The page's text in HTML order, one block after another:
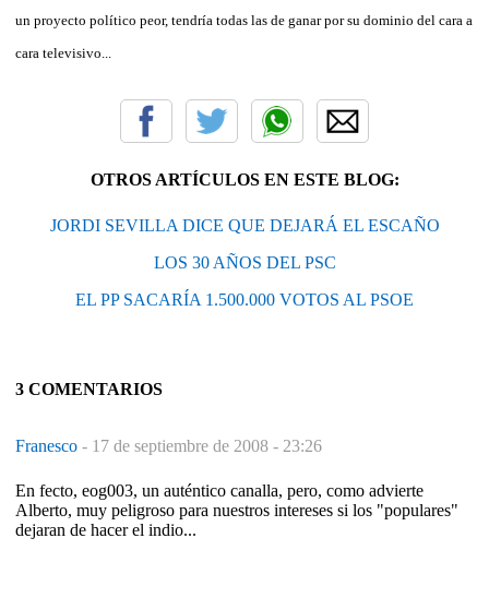
un proyecto político peor, tendría todas las de ganar por su dominio del cara a
cara televisivo...
OTROS ARTÍCULOS EN ESTE BLOG:
JORDI SEVILLA DICE QUE DEJARÁ EL ESCAÑO
LOS 30 AÑOS DEL PSC
EL PP SACARÍA 1.500.000 VOTOS AL PSOE
3 COMENTARIOS
Franesco - 17 de septiembre de 2008 - 23:26
En fecto, eog003, un auténtico canalla, pero, como advierte
Alberto, muy peligroso para nuestros intereses si los "populares"
dejaran de hacer el indio...